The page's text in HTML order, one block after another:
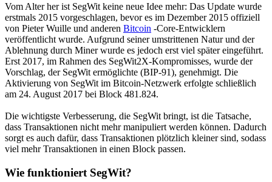
Vom Alter her ist SegWit keine neue Idee mehr: Das Update wurde
erstmals 2015 vorgeschlagen, bevor es im Dezember 2015 offiziell
von Pieter Wuille und anderen Bitcoin -Core-Entwicklern
veröffentlicht wurde. Aufgrund seiner umstrittenen Natur und der
Ablehnung durch Miner wurde es jedoch erst viel später eingeführt.
Erst 2017, im Rahmen des SegWit2X-Kompromisses, wurde der
Vorschlag, der SegWit ermöglichte (BIP-91), genehmigt. Die
Aktivierung von SegWit im Bitcoin-Netzwerk erfolgte schließlich
am 24. August 2017 bei Block 481.824.
Die wichtigste Verbesserung, die SegWit bringt, ist die Tatsache,
dass Transaktionen nicht mehr manipuliert werden können. Dadurch
sorgt es auch dafür, dass Transaktionen plötzlich kleiner sind, sodass
viel mehr Transaktionen in einen Block passen.
Wie funktioniert SegWit?